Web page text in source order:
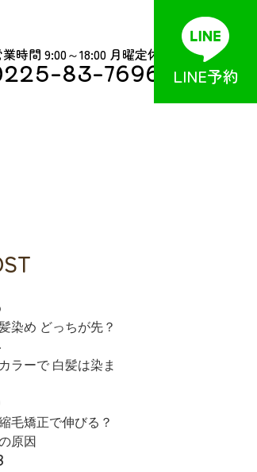
時間 9:00～18:00 月曜定休
83-7696 LINE予約
染め どっちが先？
ラーで 白髪は染ま
毛矯正で伸びる？
原因